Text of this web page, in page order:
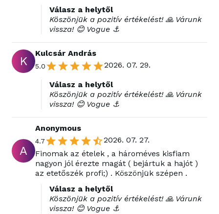
Válasz a helytől
Köszönjük a pozitív értékelést! 🙏 Várunk
vissza! 😊 Vogue ⚓
K
Kulcsár András
5.0 2026. 07. 29.
Válasz a helytől
Köszönjük a pozitív értékelést! 🙏 Várunk
vissza! 😊 Vogue ⚓
A
Anonymous
4.7
2026. 07. 27.
Finomak az ételek , a hároméves kisfiam
nagyon jól érezte magát ( bejártuk a hajót )
az etetőszék profi;) . Köszönjük szépen .
Válasz a helytől
Köszönjük a pozitív értékelést! 🙏 Várunk
vissza! 😊 Vogue ⚓